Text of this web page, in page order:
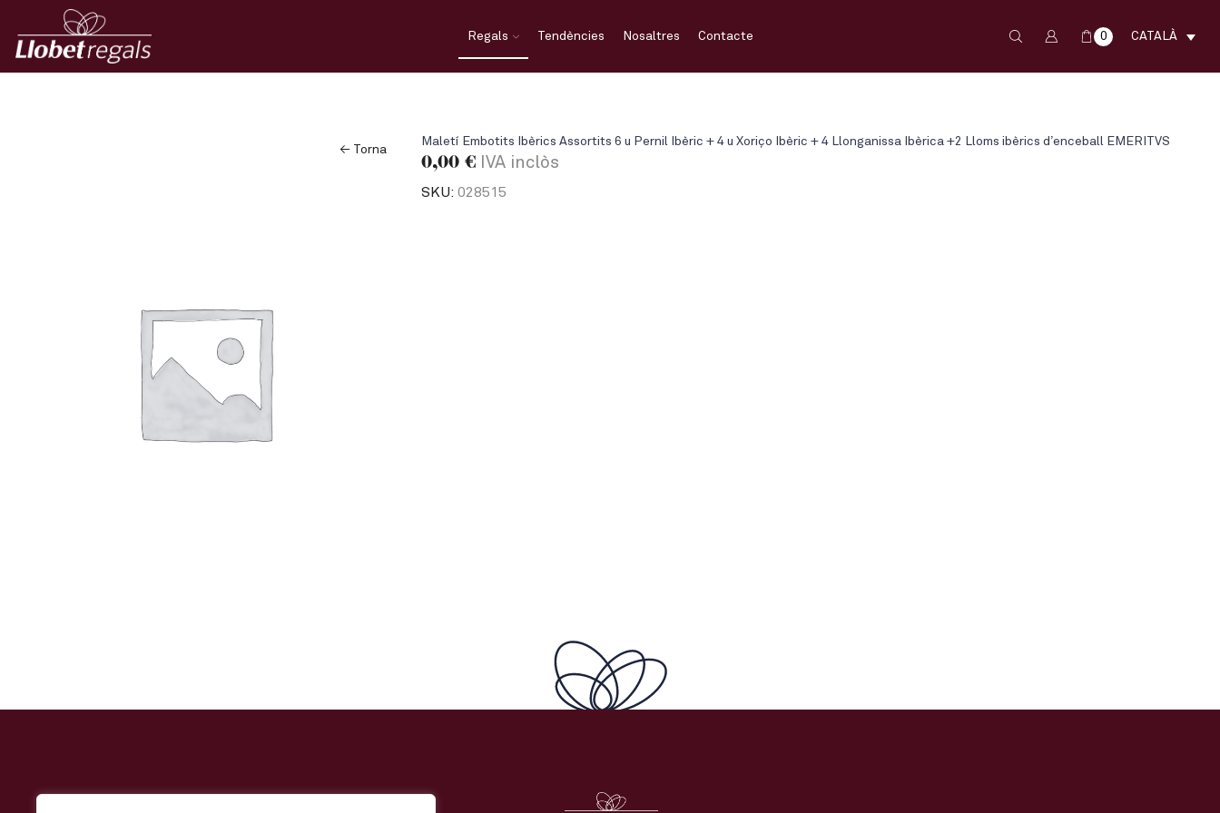
Regals Tendències Nosaltres Contacte 0 CATALÀ
← Torna
Maletí Embotits Ibèrics Assortits 6 u Pernil Ibèric + 4 u Xoriço Ibèric + 4 Llonganissa Ibèrica +2 Lloms ibèrics d’enceball EMERITVS
0,00 €IVA inclòs
SKU: 028515